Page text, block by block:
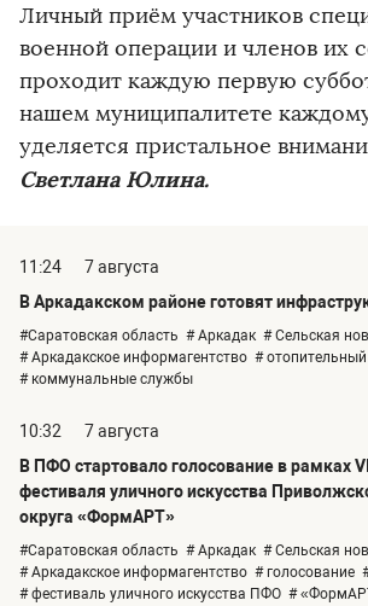
Личный приём участников
военной операции и членов их
проходит каждую первую
нашем муниципалитете
уделяется пристальное
Светлана Юлина.
11:24
7 августа
В Аркадакском районе готовят
#Саратовская область # Аркадак # Сельская
# Аркадакское информагентство # отопительный
# коммунальные службы
10:32
7 августа
В ПФО стартовало голосование в рамках
фестиваля уличного искусства
округа «ФормАРТ»
#Саратовская область # Аркадак # Сельская
# Аркадакское информагентство # голосование
# фестиваль уличного искусства ПФО #